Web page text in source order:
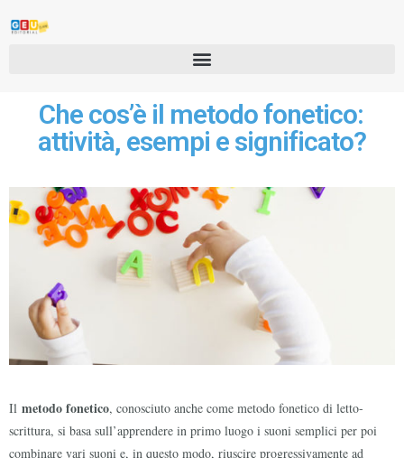
Che cos’è il metodo fonetico:
attività, esempi e significato?
Il metodo fonetico, conosciuto anche come metodo fonetico di letto-
scrittura, si basa sull’apprendere in primo luogo i suoni semplici per poi
combinare vari suoni e, in questo modo, riuscire progressivamente ad